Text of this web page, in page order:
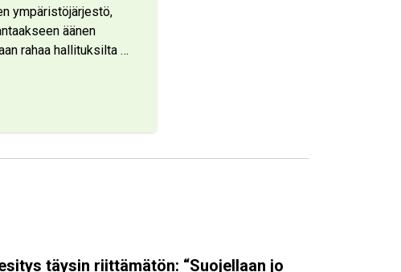
ympäristöjärjestö,
äänen
rahaa hallituksilta …
täysin riittämätön: “Suojellaan jo